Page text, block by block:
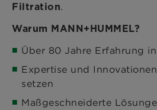
Filtration.
Warum MANN+HUMMEL?
Über 80 Jahre Erfahrung
Expertise und
setzen
Maßgeschneiderte